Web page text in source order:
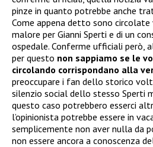
pinze in quanto potrebbe anche
Come appena detto sono circolate
malore per Gianni Sperti e di un
ospedale. Conferme ufficiali però,
per questo non sappiamo se le
circolando corrispondano alla
preoccupare i fan dello storico
silenzio social dello stesso Sperti
questo caso potrebbero esserci
l’opinionista potrebbe essere in
semplicemente non aver nulla da
non essere ancora a conoscenza